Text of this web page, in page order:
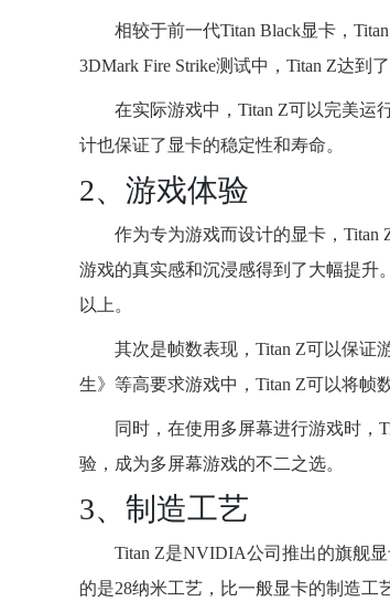
相较于前一代Titan Black显卡，
3DMark Fire Strike测试中，Titan Z达到
在实际游戏中，Titan Z可以完美运
计也保证了显卡的稳定性和寿命。
2、游戏体验
作为专为游戏而设计的显卡，Titan
游戏的真实感和沉浸感得到了大幅提升
以上。
其次是帧数表现，Titan Z可以保证
生》等高要求游戏中，Titan Z可以将帧
同时，在使用多屏幕进行游戏时，
验，成为多屏幕游戏的不二之选。
3、制造工艺
Titan Z是NVIDIA公司推出的旗舰
的是28纳米工艺，比一般显卡的制造工